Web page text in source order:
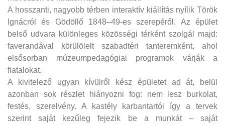
A hosszanti, nagyobb térben interaktív kiállítás nyílik Török
Ignácról és Gödöllő 1848–49-es szerepéről. Az épület
belső udvara különleges közösségi térként szolgál majd:
faverandával körülölelt szabadtéri tanteremként, ahol
elsősorban múzeumpedagógiai programok várják a
fiatalokat.
A kivitelező ugyan kívülről kész épületet ad át, belül
azonban sok részlet hiányozni fog: nem lesz burkolat,
festés, szerelvény. A kastély karbantartói így a tervek
szerint saját kezűleg fejezik be a munkát – saját